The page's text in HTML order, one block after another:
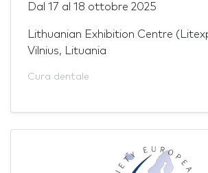
Dal 17 al 18 ottobre 2025
Lithuanian Exhibition Centre
Vilnius, Lituania
Cura dentale